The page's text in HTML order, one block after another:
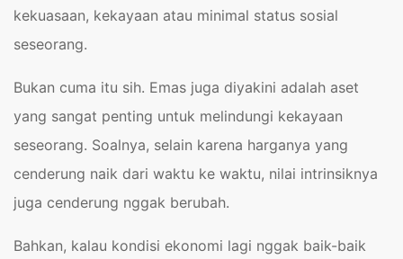
kekuasaan, kekayaan atau minimal status sosial
seseorang.
Bukan cuma itu sih. Emas juga diyakini adalah aset
yang sangat penting untuk melindungi kekayaan
seseorang. Soalnya, selain karena harganya yang
cenderung naik dari waktu ke waktu, nilai intrinsiknya
juga cenderung nggak berubah.
Bahkan, kalau kondisi ekonomi lagi nggak baik-baik